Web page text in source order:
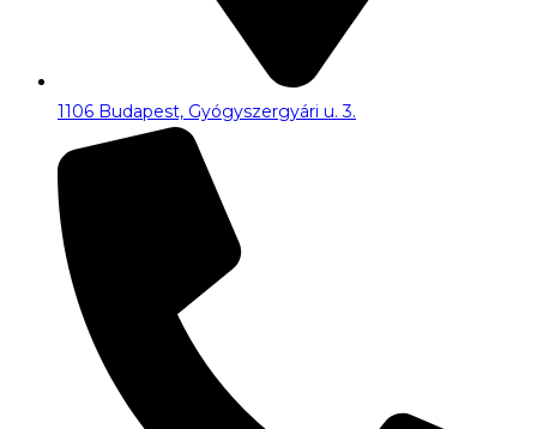
1106 Budapest, Gyógyszergyári u. 3.